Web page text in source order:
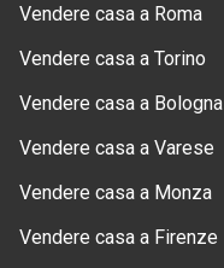
Vendere casa a Roma
Vendere casa a Torino
Vendere casa a Bologna
Vendere casa a Varese
Vendere casa a Monza
Vendere casa a Firenze